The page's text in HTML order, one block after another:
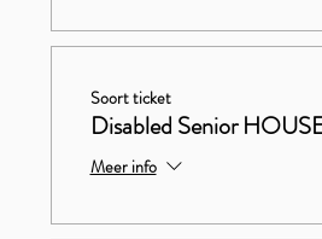
Soort ticket
Disabled Senior
Meer info